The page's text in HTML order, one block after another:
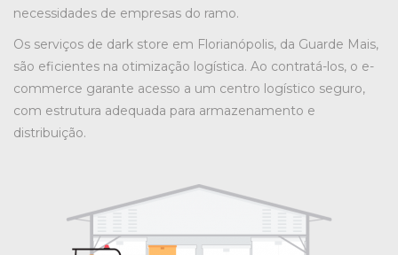
necessidades de empresas do ramo.
Os serviços de dark store em Florianópolis, da Guarde Mais,
são eficientes na otimização logística. Ao contratá-los, o e-
commerce garante acesso a um centro logístico seguro,
com estrutura adequada para armazenamento e
distribuição.